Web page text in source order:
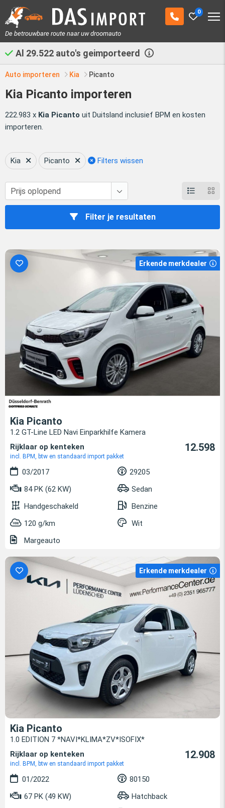
0
De betrouwbare route naar uw droomauto
Al 29.522 auto's geimporteerd
Auto importeren Kia Picanto
Kia Picanto importeren
222.983 x Kia Picanto uit Duitsland inclusief BPM en kosten
importeren.
Kia Picanto Filters wissen
Filter je resultaten
Erkende merkdealer
Kia Picanto
1.2 GT-Line LED Navi Einparkhilfe Kamera
Rijklaar op kenteken
incl. BPM, btw en standaard import pakket
12.598
03/2017
29205
84 PK (62 KW)
Sedan
Handgeschakeld
Benzine
120 g/km
Wit
Margeauto
Erkende merkdealer
Kia Picanto
1.0 EDITION 7 *NAVI*KLIMA*ZV*ISOFIX*
Rijklaar op kenteken
incl. BPM, btw en standaard import pakket
12.908
01/2022
80150
67 PK (49 KW)
Hatchback